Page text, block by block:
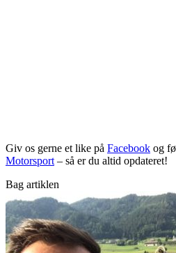
Giv os gerne et like på Facebook og
Motorsport– så er du altid opdateret!
Bag artiklen